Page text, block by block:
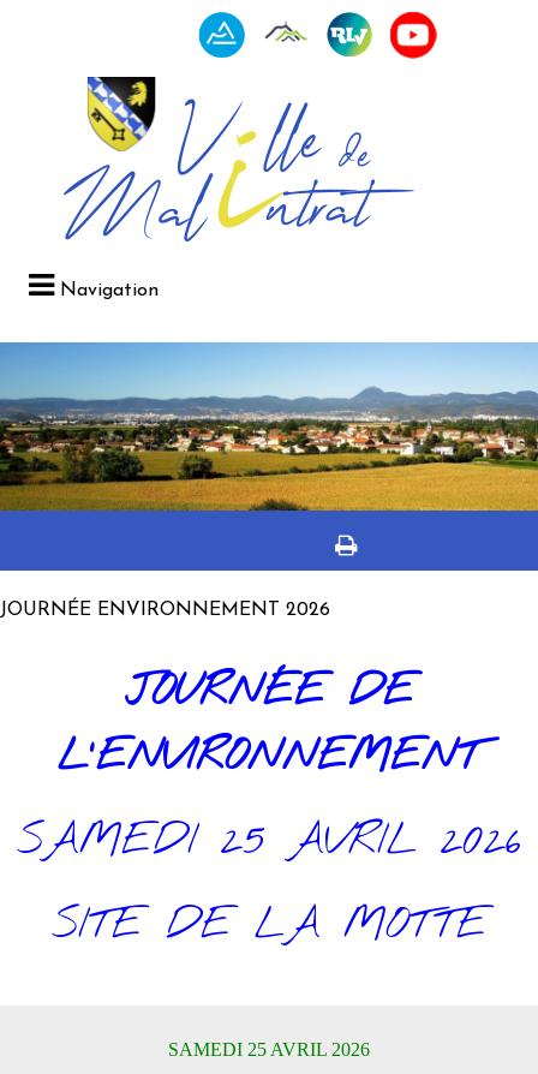
Navigation
JOURNÉE ENVIRONNEMENT 2026
JOURNÉE DE
L'ENVIRONNEMENT
SAMEDI 25 AVRIL 2026
SITE DE LA MOTTE
SAMEDI 25 AVRIL 2026